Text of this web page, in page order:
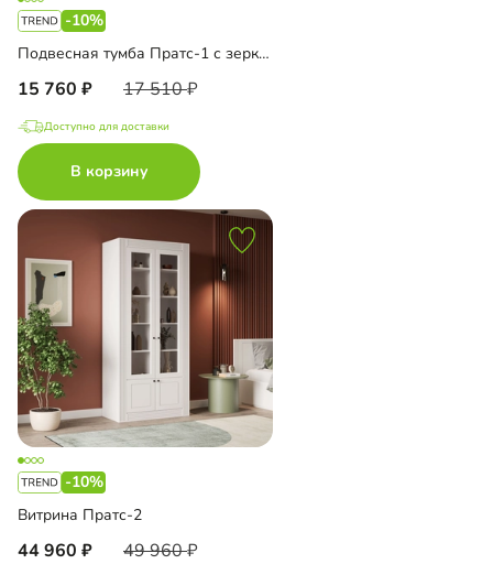
-10%
Подвесная тумба Пратс-1 с зеркалом
15 760 17 510
Доступно для доставки
В корзину
-10%
Витрина Пратс-2
44 960 49 960